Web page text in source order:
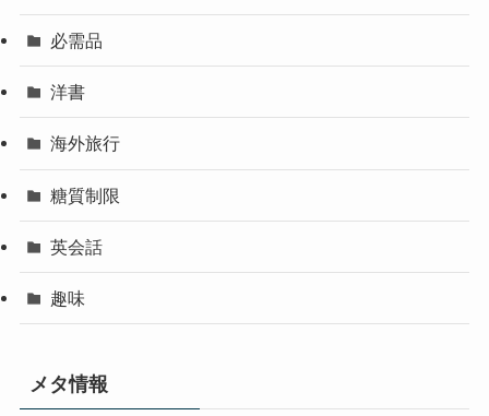
必需品
洋書
海外旅行
糖質制限
英会話
趣味
メタ情報